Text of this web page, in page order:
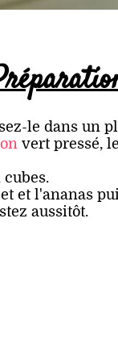
le dans un
vert pressé,
et l'ananas
aussitôt.